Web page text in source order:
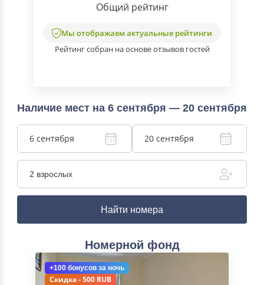
Общий рейтинг
Мы отображаем актуальные рейтинги
Рейтинг собран на основе отзывов гостей
Наличие мест на 6 сентября — 20 сентября
6 сентября 20 сентября
2 взрослых
Найти номера
Номерной фонд
+100 бонусов за ночь
Скидка - 500 RUB